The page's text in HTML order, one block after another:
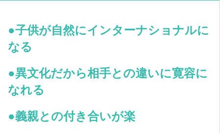
●子供が自然にインターナショナルに
なる
●異文化だから相手との違いに寛容に
なれる
●義親との付き合いが楽